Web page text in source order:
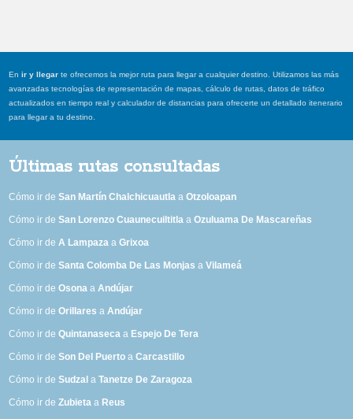
Enir y llegar te ofrecemos la mejor ruta para llegar a cualquier destino. Utilizamos las más
avanzadas tecnologías de representación de mapas, cálculo de rutas, datos de tráfico
actualizados en tiempo real y calculador de distancias para ofrecerte un detallado itenerario
para llegar a tu destino.
Últimas rutas consultadas
Cómo ir deSan Martín Chalchicuautla aOtzoloapan
Cómo ir deSan Lorenzo Cuaunecuiltitla aOzuluama De Mascareñas
Cómo ir deA Lampaza aGrixoa
Cómo ir deSanta Colomba De Las Monjas aVilameá
Cómo ir deOsona aAndújar
Cómo ir deOrillares aAndújar
Cómo ir deQuintanaseca a Espejo De Tera
Cómo ir deSon Del Puerto aCarcastillo
Cómo ir deSudzal aTanetze De Zaragoza
Cómo ir deZubieta a Reus